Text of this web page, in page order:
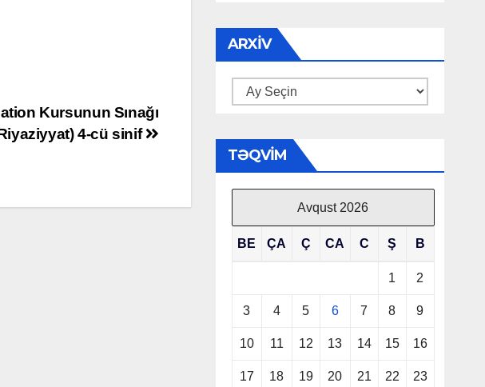
Kursunun Sınağı
4-cü sinif
ARXIV
Arxiv
TƏQVIM
Avqust 2026
BE ÇA Ç CA C Ş B
1 2
3 4 5 6 7 8 9
10 11 12 13 14 15 16
17 18 19 20 21 22 23